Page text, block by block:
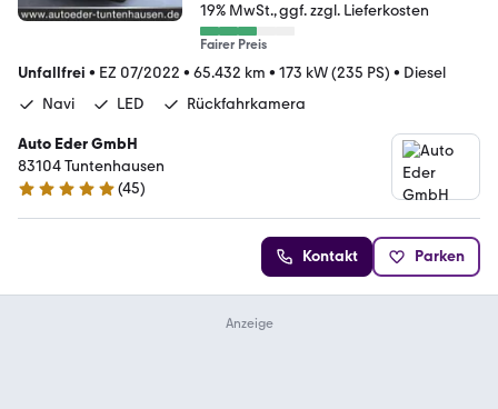
19% MwSt. ggf. zzgl. Lieferkosten
Fairer Preis
Unfallfrei • EZ 07/2022 • 65.432 km • 173 kW (235 PS) • Diesel
Navi
LED Rückfahrkamera
Auto Eder GmbH
83104 Tuntenhausen
4.9 Sterne
(45)
Kontakt Parken